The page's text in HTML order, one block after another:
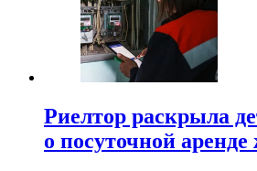
Риелтор раскрыла
о посуточной